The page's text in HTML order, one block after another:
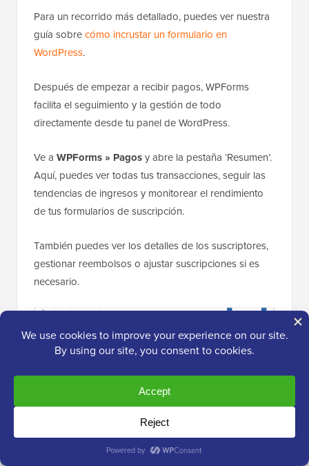
Para un recorrido más detallado, puedes ver nuestra
guía sobrecómo incrustar un formulario en
WordPress.
Después de empezar a recibir pagos, WPForms
facilita el seguimiento y la gestión de todo
directamente desde tu panel de WordPress.
Ve a WPForms » Pagosy abre la pestaña ‘Resumen’.
Aquí, puedes ver todas tus transacciones, seguir las
tendencias de ingresos y monitorear el rendimiento
de tus formularios de suscripción.
También puedes ver los detalles de los suscriptores,
gestionar reembolsos o ajustar suscripciones si es
necesario.